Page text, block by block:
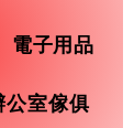
電子用品
公室傢俱